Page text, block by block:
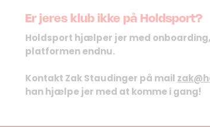
Er jeres klub ikke på Holdsport?
Holdsport hjælper jer med
platformen endnu.
Kontakt Zak Staudinger på mail
han hjælpe jer med at komme i gang!